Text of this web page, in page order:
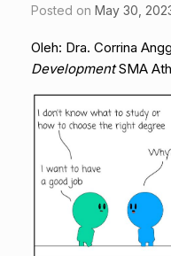
Posted on May 30,
Oleh: Dra. Corrina
DevelopmentSMA